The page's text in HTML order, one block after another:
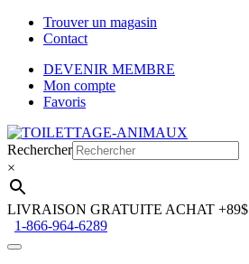
Trouver un magasin
Contact
DEVENIR MEMBRE
Mon compte
Favoris
Aller
à
la
navigation
Aller
au
contenu
Rechercher
×
LIVRAISON GRATUITE ACHAT +89$
1-866-964-6289